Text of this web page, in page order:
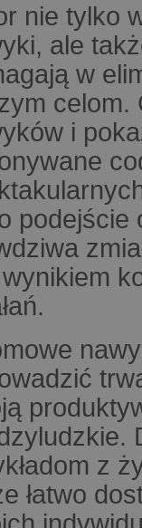
nie tylko
ale
w
celom.
i
podejście
z
łatwo